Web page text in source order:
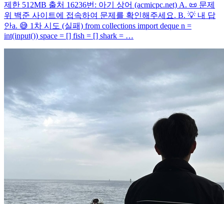
제한 512MB 출처 16236번: 아기 상어 (acmicpc.net) A. 📜 문제
위 백준 사이트에 접속하여 문제를 확인해주세요. B. 💡 내 답
안a. 😅 1차 시도 (실패) from collections import deque n =
int(input()) space = [] fish = [] shark = …